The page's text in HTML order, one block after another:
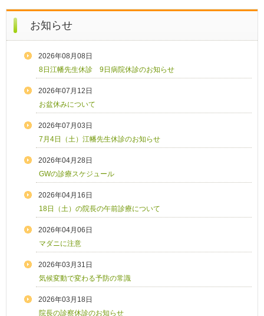
お知らせ
2026年08月08日
8日江幡先生休診 9日病院休診のお知らせ
2026年07月12日
お盆休みについて
2026年07月03日
7月4日（土）江幡先生休診のお知らせ
2026年04月28日
GWの診療スケジュール
2026年04月16日
18日（土）の院長の午前診療について
2026年04月06日
マダニに注意
2026年03月31日
気候変動で変わる予防の常識
2026年03月18日
院長の診察休診のお知らせ